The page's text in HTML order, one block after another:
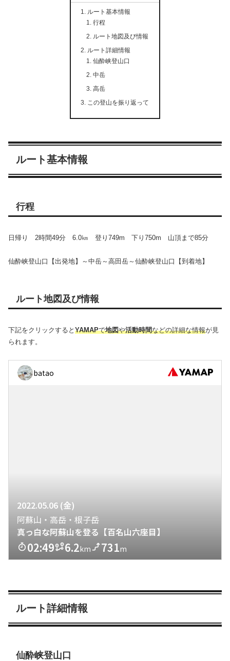
ルート基本情報
行程
ルート地図及び情報
ルート詳細情報
仙酔峡登山口
中岳
高岳
この登山を振り返って
ルート基本情報
行程
日帰り 2時間49分 6.0㎞ 登り749m 下り750m 山頂まで85分
仙酔峡登山口【出発地】～中岳～高田岳～仙酔峡登山口【到着地】
ルート地図及び情報
下記をクリックすると YAMAPで地図や活動時間などの詳細な情報が見
られます。
ルート詳細情報
仙酔峡登山口